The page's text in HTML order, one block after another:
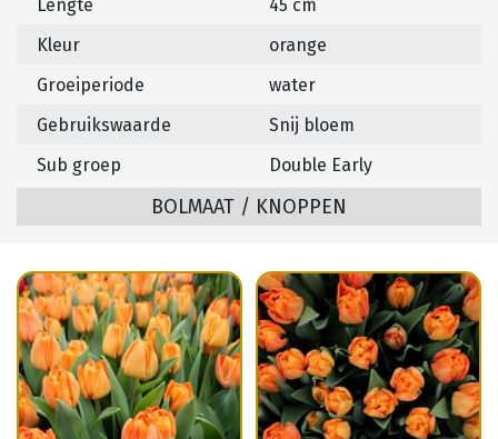
Lengte
45 cm
Kleur
orange
Groeiperiode
water
Gebruikswaarde
Snij bloem
Sub groep
Double Early
BOLMAAT / KNOPPEN